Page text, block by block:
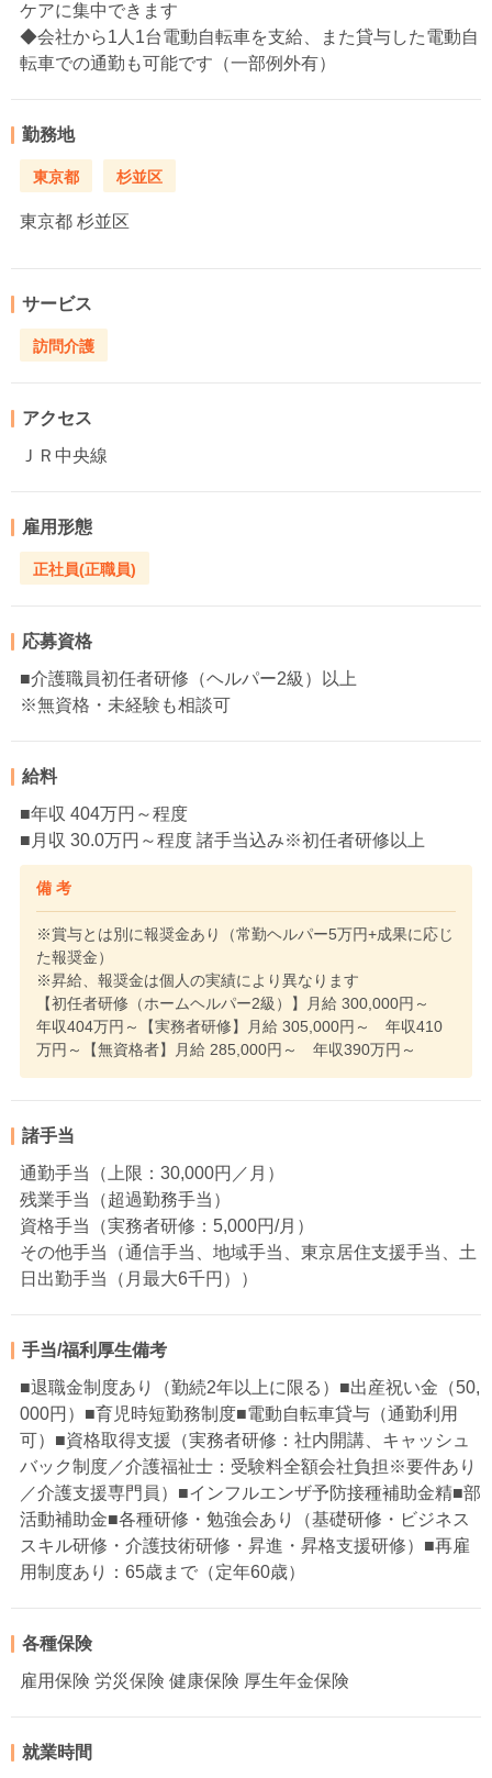
ケアに集中できます
◆会社から1人1台電動自転車を支給、また貸与した電動自
転車での通勤も可能です（一部例外有）
勤務地
東京都 杉並区
東京都 杉並区
サービス
訪問介護
アクセス
ＪＲ中央線
雇用形態
正社員(正職員)
応募資格
■介護職員初任者研修（ヘルパー2級）以上
※無資格・未経験も相談可
給料
■年収 404万円～程度
■月収 30.0万円～程度 諸手当込み※初任者研修以上
備 考
※賞与とは別に報奨金あり（常勤ヘルパー5万円+成果に応じ
た報奨金）
※昇給、報奨金は個人の実績により異なります
【初任者研修（ホームヘルパー2級）】月給 300,000円～
年収404万円～【実務者研修】月給 305,000円～ 年収410
万円～【無資格者】月給 285,000円～ 年収390万円～
諸手当
通勤手当（上限：30,000円／月）
残業手当（超過勤務手当）
資格手当（実務者研修：5,000円/月）
その他手当（通信手当、地域手当、東京居住支援手当、土
日出勤手当（月最大6千円））
手当/福利厚生備考
■退職金制度あり（勤続2年以上に限る）■出産祝い金（50,
000円）■育児時短勤務制度■電動自転車貸与（通勤利用
可）■資格取得支援（実務者研修：社内開講、キャッシュ
バック制度／介護福祉士：受験料全額会社負担※要件あり
／介護支援専門員）■インフルエンザ予防接種補助金精■部
活動補助金■各種研修・勉強会あり（基礎研修・ビジネス
スキル研修・介護技術研修・昇進・昇格支援研修）■再雇
用制度あり：65歳まで（定年60歳）
各種保険
雇用保険 労災保険 健康保険 厚生年金保険
就業時間